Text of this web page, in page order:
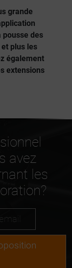
grande
des
plus les
également
extensions
avez
les